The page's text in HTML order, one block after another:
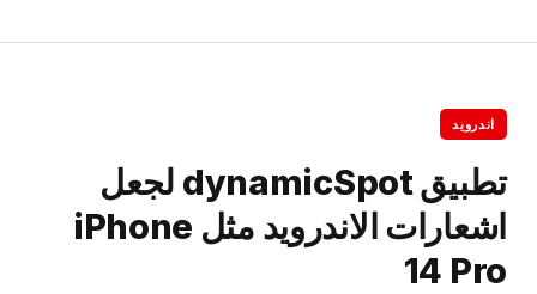
اندرويد
تطبيق dynamicSpot لجعل
اشعارات الاندرويد مثل iPhone
14 Pro